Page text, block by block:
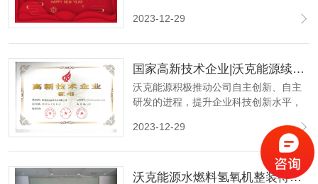
起回顾过去的一年，展望即将到来的新
2023-12-29
国家高新技术企业|沃克能源续获“高新技术企业”认定证书！
沃克能源积极推动公司自主创新、自主
研发的进程，提升企业科技创新水平，
业高质量、可持续发展！2017年获得国
家高新技术企业认定，每次有效期三
2023-12-29
沃克能源水燃料氢氧机整装待发 25台氢氧机继续发往海外！